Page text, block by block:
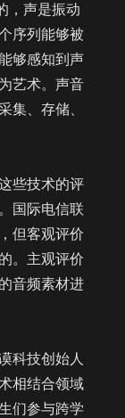
，声是振动
序列能够被
够感知到声
艺术。声音
集、存储、
些技术的评
国际电信联
但客观评价
。主观评价
音频素材进
科技创始人
相结合领域
们参与跨学